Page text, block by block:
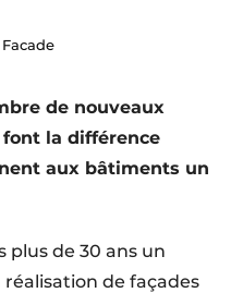
de nouveaux
la différence
aux bâtiments un
plus de 30 ans un
de façades